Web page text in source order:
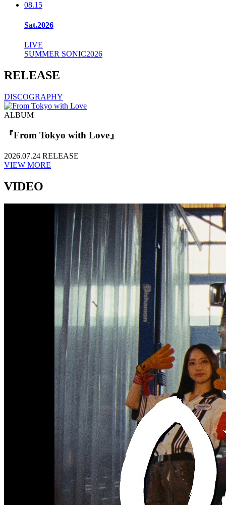
08.15
Sat.2026
LIVE
SUMMER SONIC2026
RELEASE
DISCOGRAPHY
ALBUM
『From Tokyo with Love』
2026.07.24 RELEASE
VIEW MORE
VIDEO